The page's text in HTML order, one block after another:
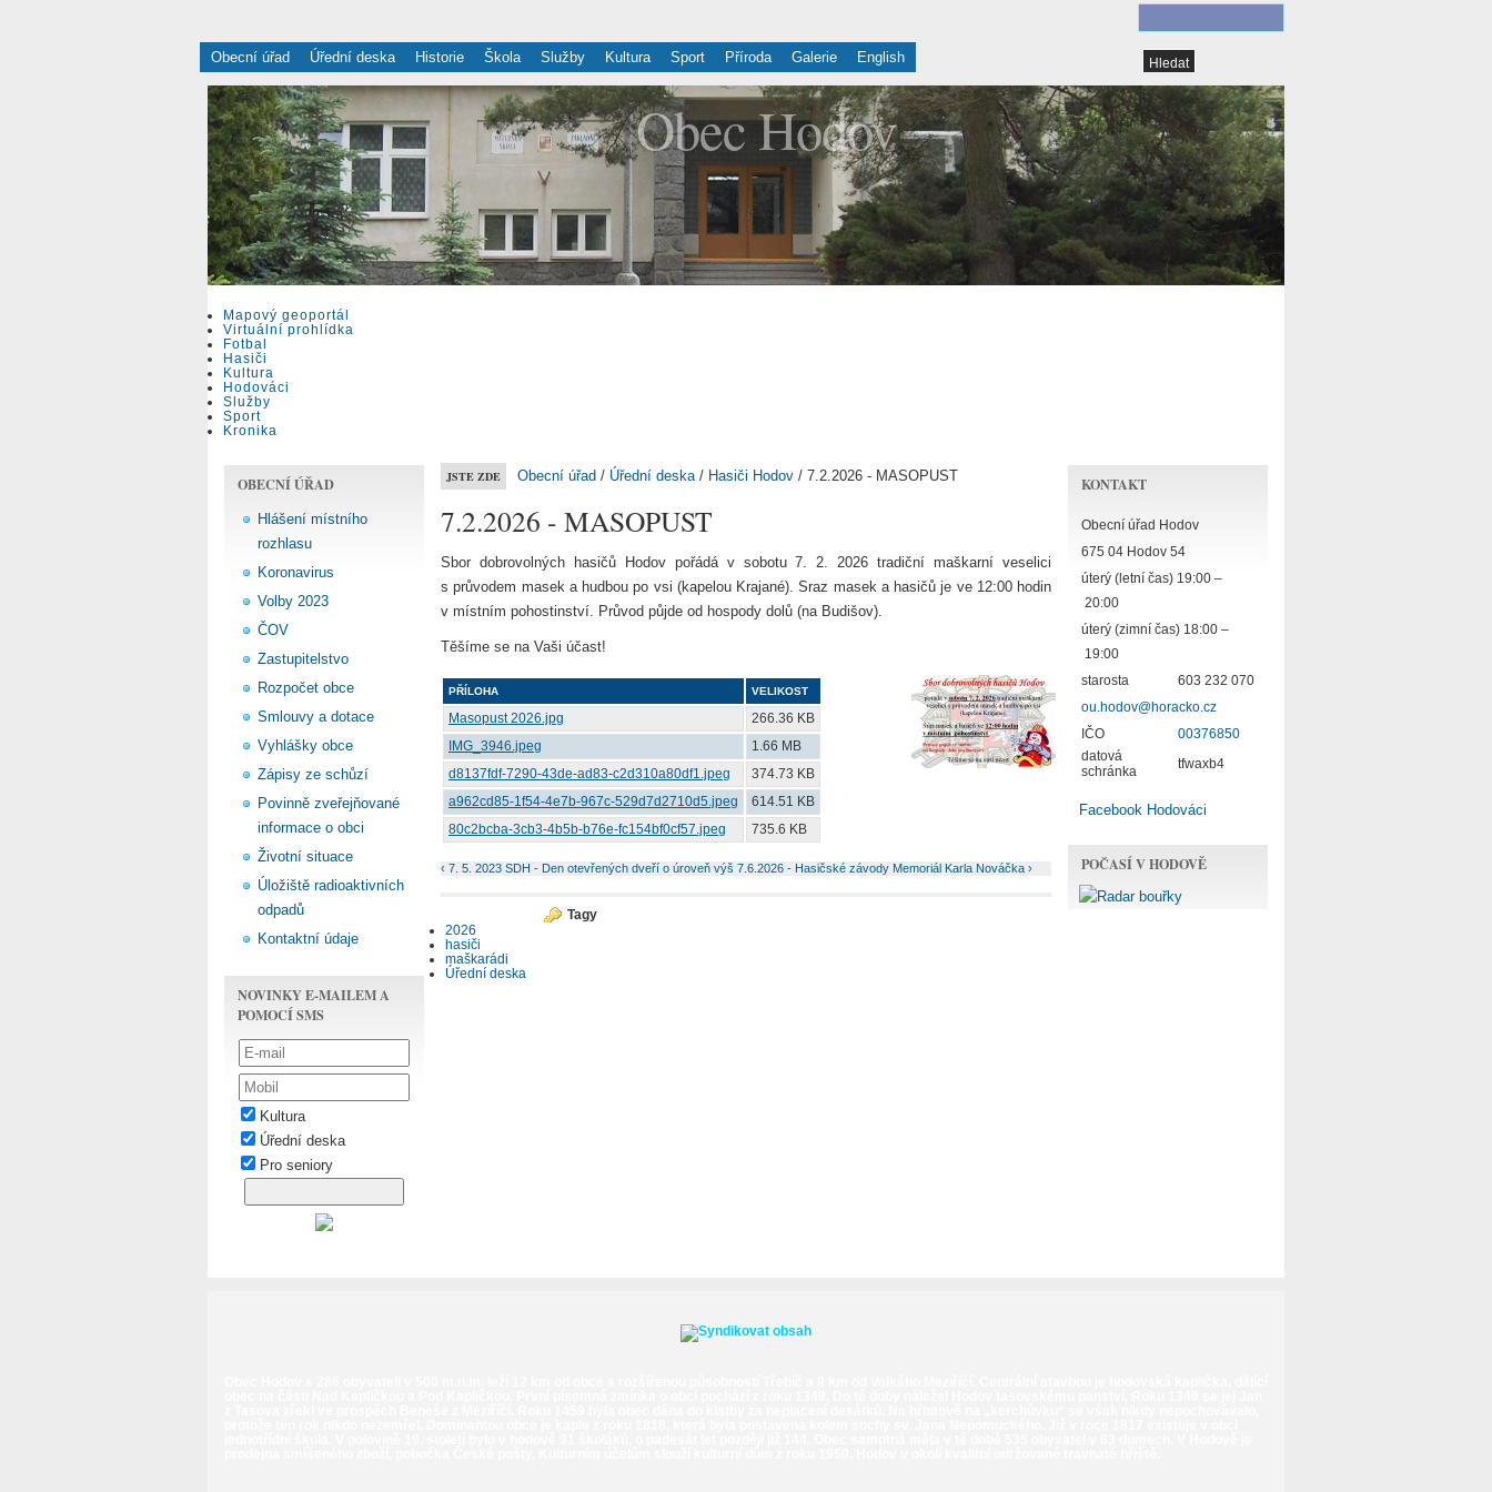
Obecní úřad Úřední deska Historie Škola Služby Kultura Sport Příroda Galerie English
Obec Hodov
Mapový geoportál
Virtuální prohlídka
Fotbal
Hasiči
Kultura
Hodováci
Služby
Sport
Kronika
OBECNÍ ÚŘAD
Hlášení místního
rozhlasu
Koronavirus
Volby 2023
ČOV
Zastupitelstvo
Rozpočet obce
Smlouvy a dotace
Vyhlášky obce
Zápisy ze schůzí
Povinně zveřejňované
informace o obci
Životní situace
Úložiště radioaktivních
odpadů
Kontaktní údaje
NOVINKY E-MAILEM A
POMOCÍ SMS
Kultura
Úřední deska
Pro seniory
JSTE ZDE Obecní úřad / Úřední deska/ Hasiči Hodov / 7.2.2026 - MASOPUST
7.2.2026 - MASOPUST
Sbor dobrovolných hasičů Hodov pořádá v sobotu 7. 2. 2026 tradiční maškarní veselici
s průvodem masek a hudbou po vsi (kapelou Krajané). Sraz masek a hasičů je ve 12:00 hodin
v místním pohostinství. Průvod půjde od hospody dolů (na Budišov).
Těšíme se na Vaši účast!
PŘÍLOHA VELIKOST
Masopust 2026.jpg
266.36 KB
IMG_3946.jpeg
1.66 MB
d8137fdf-7290-43de-ad83-c2d310a80df1.jpeg
374.73 KB
a962cd85-1f54-4e7b-967c-529d7d2710d5.jpeg
614.51 KB
80c2bcba-3cb3-4b5b-b76e-fc154bf0cf57.jpeg
735.6 KB
‹ 7. 5. 2023 SDH - Den otevřených dveří o úroveň výš 7.6.2026 - Hasičské závody Memoriál Karla Nováčka ›
Tagy
2026
hasiči
maškarádi
Úřední deska
KONTAKT
Obecní úřad Hodov
675 04 Hodov 54
úterý (letní čas) 19:00 –
20:00
úterý (zimní čas) 18:00 –
19:00
starosta
603 232 070
ou.hodov@horacko.cz
IČO
00376850
datová
schránka
tfwaxb4
Facebook Hodováci
POČASÍ V HODOVĚ